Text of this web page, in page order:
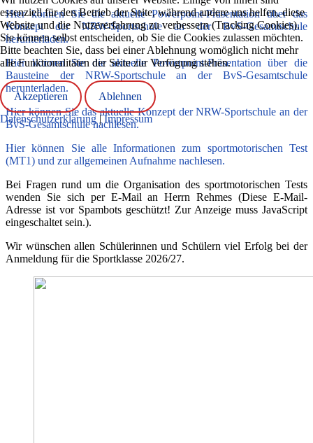
Hier können Sie die aktuelle Powerpoint-Präsentation über das
Konzept der NRW-Sportschule an der BvS-Gesamtschule
herunterladen.
Hier können Sie die aktuelle Powerpoint-Präsentation über die
Bausteine der NRW-Sportschule an der BvS-Gesamtschule
herunterladen.
Hier können Sie das aktuelle Konzept der NRW-Sportschule an der
BvS-Gesamtschule nachlesen.
Hier können Sie alle Informationen zum sportmotorischen Test
(MT1) und zur allgemeinen Aufnahme nachlesen.
Bei Fragen rund um die Organisation des sportmotorischen Tests
wenden Sie sich per E-Mail an Herrn Rehmes (Diese E-Mail-
Adresse ist vor Spambots geschützt! Zur Anzeige muss JavaScript
eingeschaltet sein.).
Wir wünschen allen Schülerinnen und Schülern viel Erfolg bei der
Anmeldung für die Sportklasse 2026/27.
essenziell für den Betrieb der Seite, während andere uns helfen, diese
Website und die Nutzererfahrung zu verbessern (Tracking Cookies).
Sie können selbst entscheiden, ob Sie die Cookies zulassen möchten.
Bitte beachten Sie, dass bei einer Ablehnung womöglich nicht mehr
alle Funktionalitäten der Seite zur Verfügung stehen.
Akzeptieren
Ablehnen
Datenschutzerklärung |Impressum